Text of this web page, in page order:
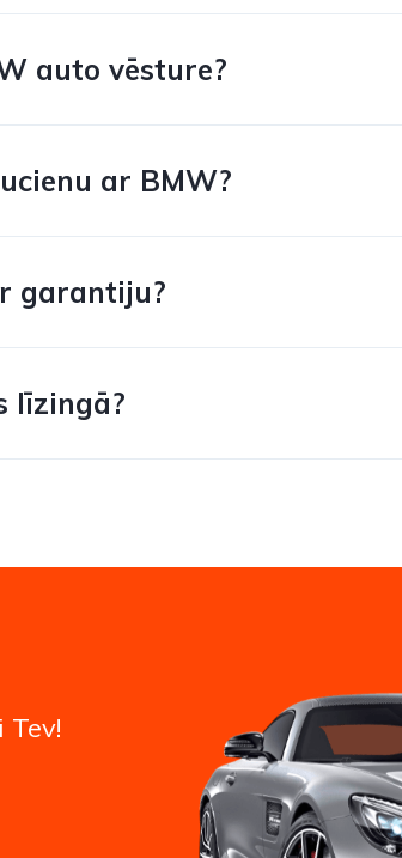
auto vēsture?
ar BMW?
garantiju?
līzingā?